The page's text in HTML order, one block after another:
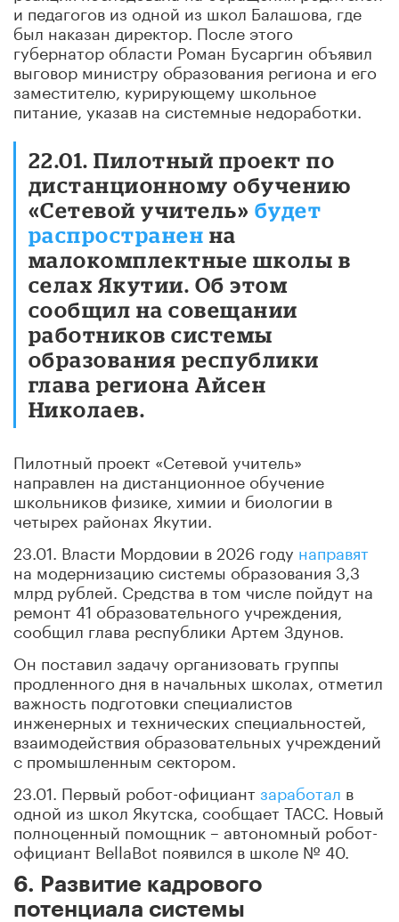
и педагогов из одной из школ Балашова, где
был наказан директор. После этого
губернатор области Роман Бусаргин объявил
выговор министру образования региона и его
заместителю, курирующему школьное
питание, указав на системные недоработки.
22.01. Пилотный проект по
дистанционному обучению
«Сетевой учитель» будет
распространен на
малокомплектные школы в
селах Якутии. Об этом
сообщил на совещании
работников системы
образования республики
глава региона Айсен
Николаев.
Пилотный проект «Сетевой учитель»
направлен на дистанционное обучение
школьников физике, химии и биологии в
четырех районах Якутии.
23.01. Власти Мордовии в 2026 году направят
на модернизацию системы образования 3,3
млрд рублей. Средства в том числе пойдут на
ремонт 41 образовательного учреждения,
сообщил глава республики Артем Здунов.
Он поставил задачу организовать группы
продленного дня в начальных школах, отметил
важность подготовки специалистов
инженерных и технических специальностей,
взаимодействия образовательных учреждений
с промышленным сектором.
23.01. Первый робот-официант заработал в
одной из школ Якутска, сообщает ТАСС. Новый
полноценный помощник – автономный робот-
официант BellaBot появился в школе № 40.
6. Развитие кадрового
потенциала системы